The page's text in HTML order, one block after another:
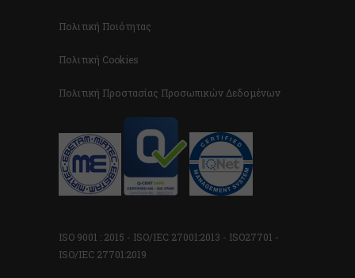
Πολιτική Ποιότητας
Πολιτική Cookies
Πολιτική Προστασίας Προσωπικών Δεδομένων
ISO 9001 : 2015 - ISO/IEC 27001:2013 - ISO27701 -
ISO/IEC 27701:2019